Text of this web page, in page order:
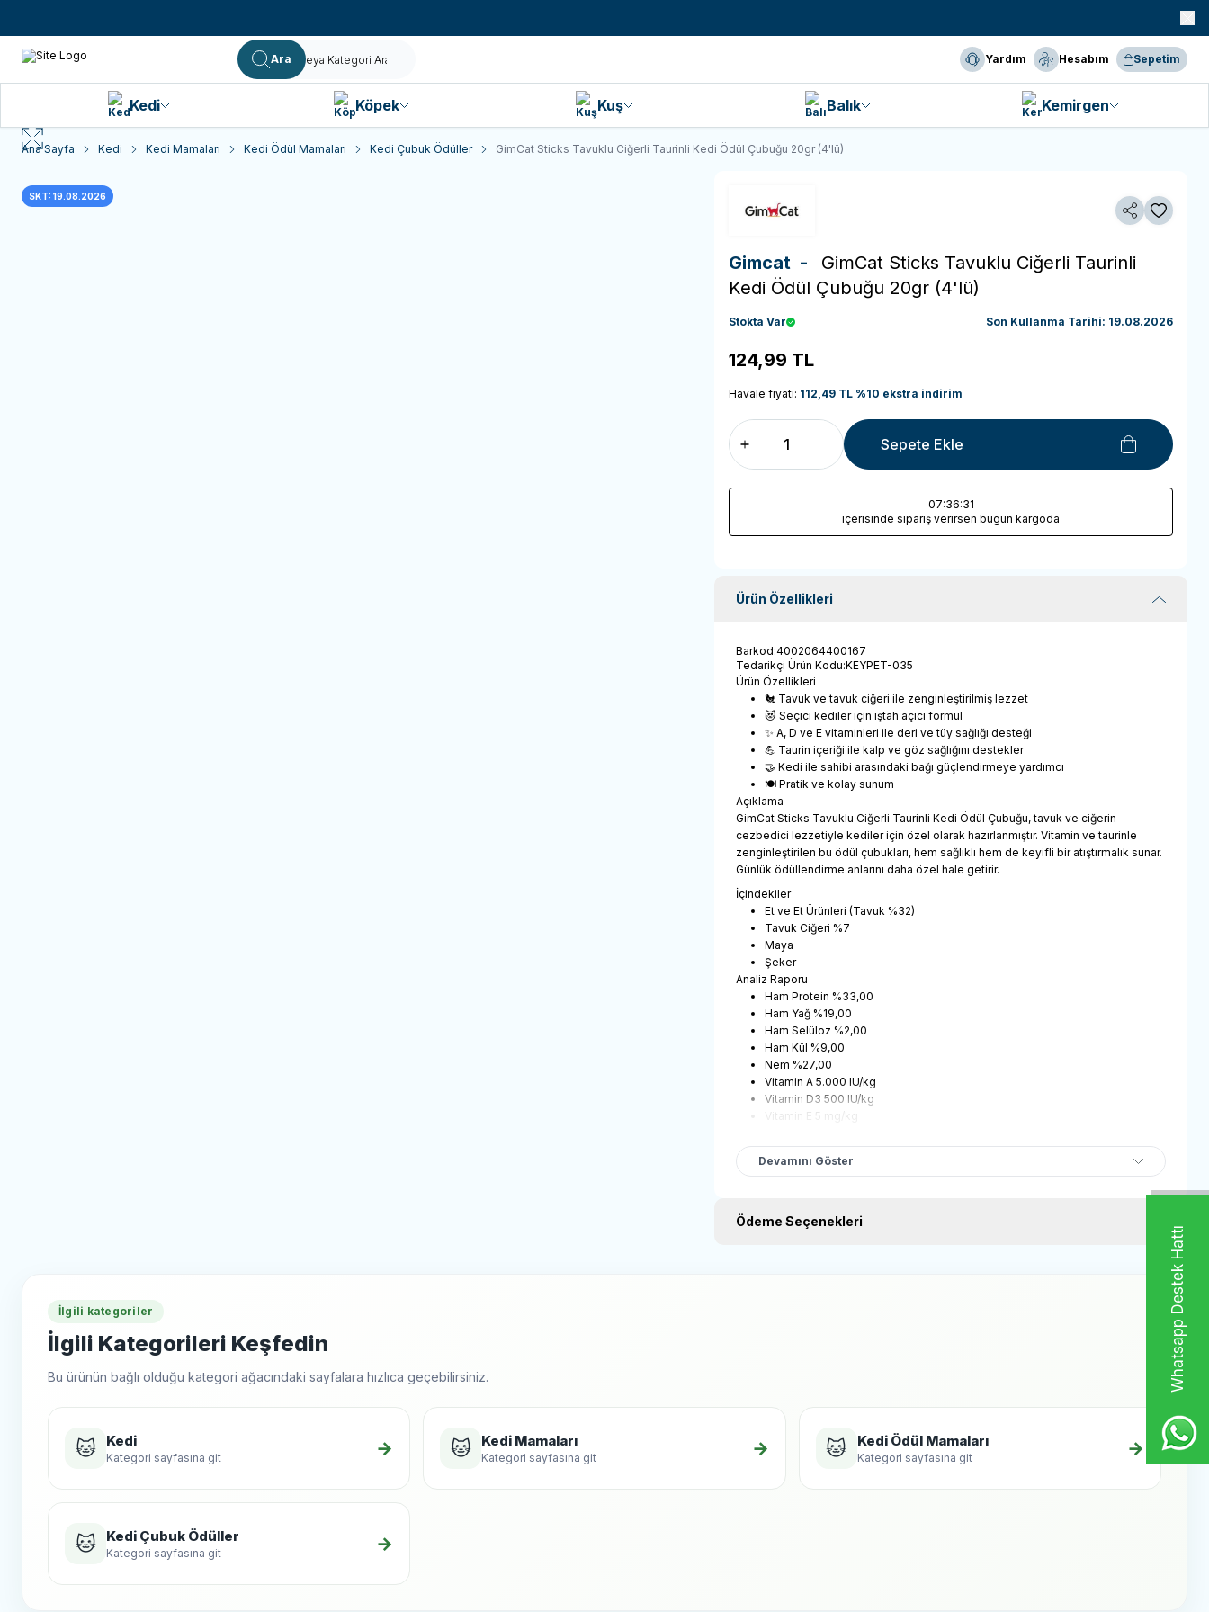
Whatsapp Destek Hattı
Ara Yardım Hesabım Sepetim
Kedi Köpek Kuş Balık Kemirgen
Ana Sayfa Kedi Kedi Mamaları Kedi Ödül Mamaları Kedi Çubuk Ödüller GimCat Sticks Tavuklu Ciğerli Taurinli Kedi Ödül Çubuğu 20gr (4'lü)
SKT: 19.08.2026
PaylaşFavoriye
Gimcat - GimCat Sticks Tavuklu Ciğerli Taurinli
Kedi Ödül Çubuğu 20gr (4'lü)
Stokta Var Son Kullanma Tarihi: 19.08.2026
124,99 TL
Havale fiyatı: 112,49 TL %10 ekstra indirim
Sepete Ekle
07:36:31
içerisinde sipariş verirsen bugün kargoda
Ürün Özellikleri
Barkod:4002064400167
Tedarikçi Ürün Kodu:KEYPET-035
Ürün Özellikleri
🐔 Tavuk ve tavuk ciğeri ile zenginleştirilmiş lezzet
😻 Seçici kediler için iştah açıcı formül
✨ A, D ve E vitaminleri ile deri ve tüy sağlığı desteği
💪 Taurin içeriği ile kalp ve göz sağlığını destekler
🤝 Kedi ile sahibi arasındaki bağı güçlendirmeye yardımcı
🍽️ Pratik ve kolay sunum
Açıklama
GimCat Sticks Tavuklu Ciğerli Taurinli Kedi Ödül Çubuğu, tavuk ve ciğerin
cezbedici lezzetiyle kediler için özel olarak hazırlanmıştır. Vitamin ve taurinle
zenginleştirilen bu ödül çubukları, hem sağlıklı hem de keyifli bir atıştırmalık sunar.
Günlük ödüllendirme anlarını daha özel hale getirir.
İçindekiler
Et ve Et Ürünleri (Tavuk %32)
Tavuk Ciğeri %7
Maya
Şeker
Analiz Raporu
Ham Protein %33,00
Ham Yağ %19,00
Ham Selüloz %2,00
Ham Kül %9,00
Nem %27,00
Vitamin A 5.000 IU/kg
Vitamin D3 500 IU/kg
Vitamin E 5 mg/kg
Devamını Göster
Ödeme Seçenekleri
İlgili kategoriler
İlgili Kategorileri Keşfedin
Bu ürünün bağlı olduğu kategori ağacındaki sayfalara hızlıca geçebilirsiniz.
🐱 Kedi
Kategori sayfasına git → 🐱 Kedi Mamaları
Kategori sayfasına git → 🐱 Kedi Ödül Mamaları
Kategori sayfasına git →
🐱 Kedi Çubuk Ödüller
Kategori sayfasına git →